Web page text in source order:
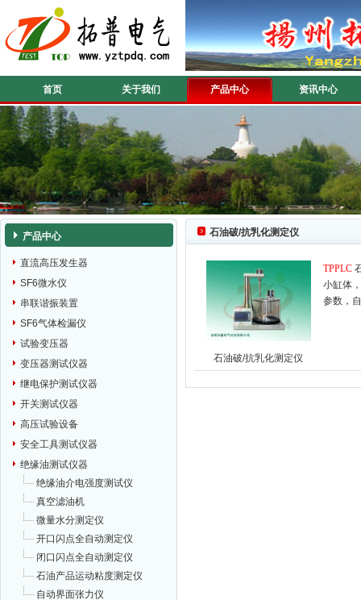
首页 关于我们 产品中心 资讯中心
产品中心
直流高压发生器
SF6微水仪
串联谐振装置
SF6气体检漏仪
试验变压器
变压器测试仪器
继电保护测试仪器
开关测试仪器
高压试验设备
安全工具测试仪器
绝缘油测试仪器
绝缘油介电强度测试仪
真空滤油机
微量水分测定仪
开口闪点全自动测定仪
闭口闪点全自动测定仪
石油产品运动粘度测定仪
自动界面张力仪
石油破/抗乳化测定仪
石油破/抗乳化测定仪
TPPLC
小缸体
参数，